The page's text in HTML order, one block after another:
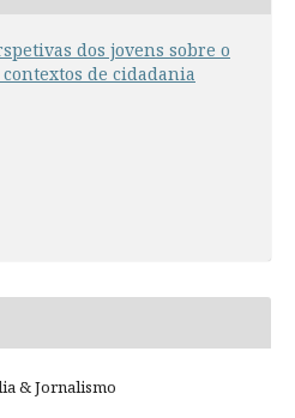
dos jovens sobre o
de cidadania
& Jornalismo